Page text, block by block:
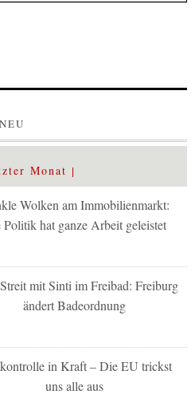
NEU
Monat
Wolken am Immobilienmarkt:
hat ganze Arbeit geleistet
mit Sinti im Freibad: Freiburg
ändert Badeordnung
in Kraft – Die EU trickst
uns alle aus